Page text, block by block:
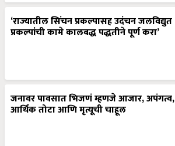
‘राज्यातील सिंचन प्रकल्पासह उदंचन जलविद्युत
प्रकल्पांची कामे कालबद्ध पद्धतीने पूर्ण करा’
जनावर पावसात भिजणं म्हणजे आजार, अपंगत्व,
आर्थिक तोटा आणि मृत्यूची चाहूल